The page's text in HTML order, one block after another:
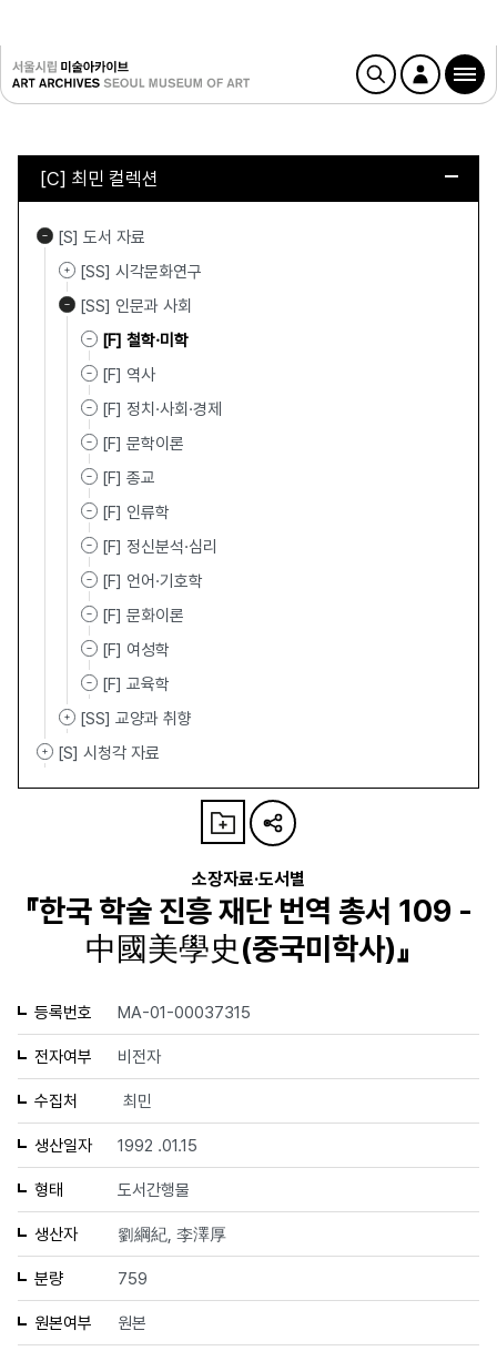
[C] 최민 컬렉션
[S] 도서 자료
[SS] 시각문화연구
[SS] 인문과 사회
[F] 철학·미학
[F] 역사
[F] 정치·사회·경제
[F] 문학이론
[F] 종교
[F] 인류학
[F] 정신분석·심리
[F] 언어·기호학
[F] 문화이론
[F] 여성학
[F] 교육학
[SS] 교양과 취향
[S] 시청각 자료
소장자료·도서별
『한국 학술 진흥 재단 번역 총서 109 -
中國美學史(중국미학사)』
등록번호 MA-01-00037315
전자여부 비전자
수집처 최민
생산일자 1992 .01.15
형태 도서간행물
생산자 劉綱紀, 李澤厚
분량 759
원본여부 원본